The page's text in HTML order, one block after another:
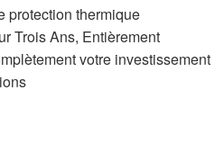
protection thermique
Trois Ans, Entièrement
votre investissement